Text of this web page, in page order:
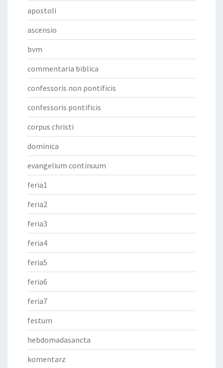
apostoli
ascensio
bvm
commentaria biblica
confessoris non pontificis
confessoris pontificis
corpus christi
dominica
evangelium continuum
feria1
feria2
feria3
feria4
feria5
feria6
feria7
festum
hebdomadasancta
komentarz